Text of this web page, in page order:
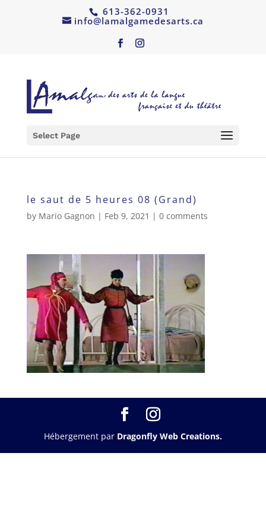
613-362-0931
info@lamalgamedesarts.ca
Select Page
le saut de 5 heures 08 (Grand)
by Mario Gagnon | Feb 9, 2021 | 0 comments
Hébergement par Dragonfly Web Creations.